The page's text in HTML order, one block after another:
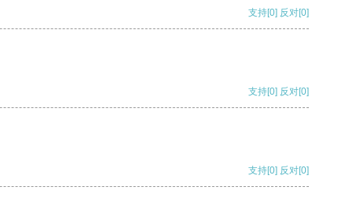
支持[0] 反对[0]
支持[0] 反对[0]
支持[0] 反对[0]